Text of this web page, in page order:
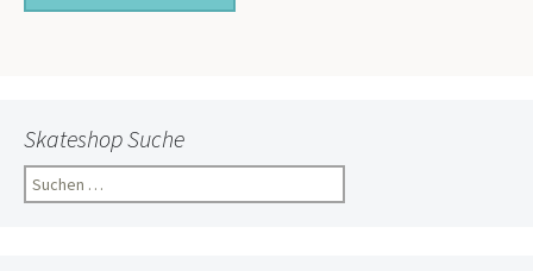
Skateshop Suche
Suchen
nach: